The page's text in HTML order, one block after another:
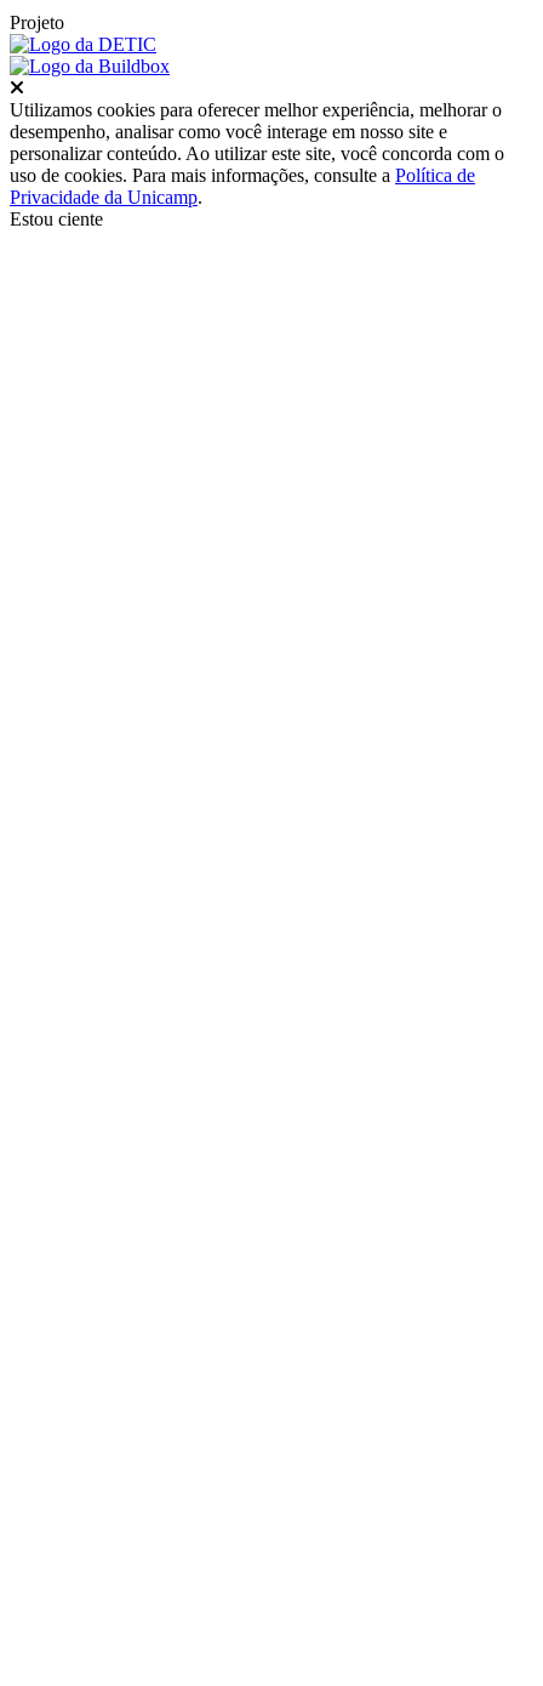
Projeto
Utilizamos cookies para oferecer melhor experiência, melhorar o
desempenho, analisar como você interage em nosso site e
personalizar conteúdo. Ao utilizar este site, você concorda com o
uso de cookies. Para mais informações, consulte a Política de
Privacidade da Unicamp.
Estou ciente